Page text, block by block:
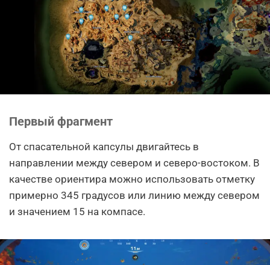
Первый фрагмент
От спасательной капсулы двигайтесь в
направлении между севером и северо-востоком. В
качестве ориентира можно использовать отметку
примерно 345 градусов или линию между севером
и значением 15 на компасе.